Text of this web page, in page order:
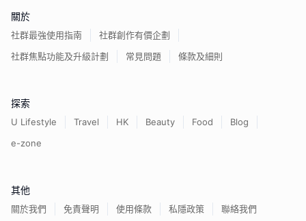
關於
社群最強使用指南
社群創作有價企劃
社群焦點功能及升級計劃
常見問題 條款及細則
探索
U Lifestyle Travel HK Beauty Food
Blog
e-zone
其他
關於我們 免責聲明 使用條款 私隱政策 聯絡我們